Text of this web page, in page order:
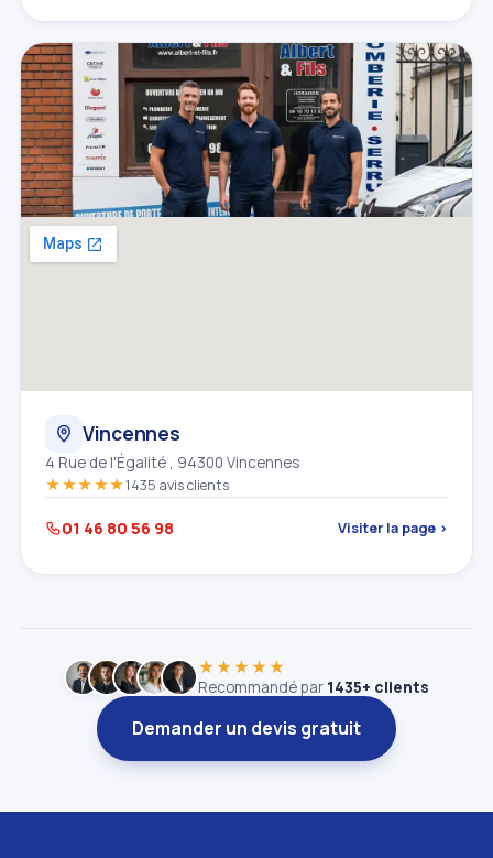
Vincennes
4 Rue de l'Égalité , 94300 Vincennes
★★★★★1435 avis clients
01 46 80 56 98 Visiter la page ›
★★★★★
Recommandé par 1435+ clients
Demander un devis gratuit